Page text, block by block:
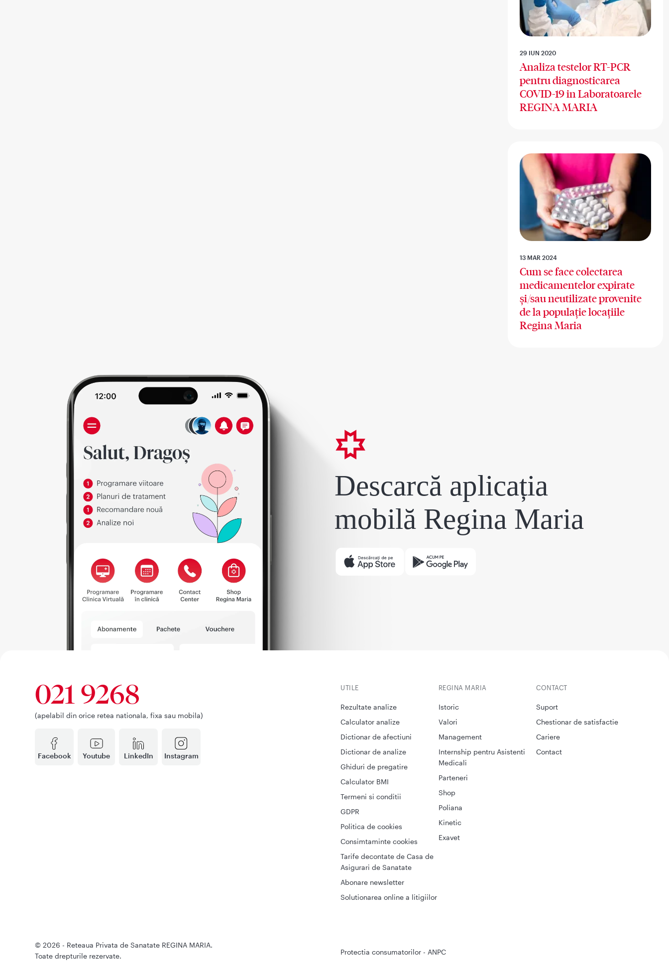
29 IUN 2020
Analiza testelor RT-PCR
pentru diagnosticarea
COVID-19 in Laboratoarele
REGINA MARIA
13 MAR 2024
Cum se face colectarea
medicamentelor expirate
și/sau neutilizate provenite
de la populație locațiile
Regina Maria
Descarcă aplicația
mobilă Regina Maria
Facebook Youtube LinkedIn Instagram
021 9268
(apelabil din orice retea nationala, fixa sau mobila)
UTILE
Rezultate analize
Calculator analize
Dictionar de afectiuni
Dictionar de analize
Ghiduri de pregatire
Calculator BMI
Termeni si conditii
GDPR
Politica de cookies
Consimtaminte cookies
Tarife decontate de Casa de
Asigurari de Sanatate
Abonare newsletter
Solutionarea online a litigiilor
CONTACT
Suport
Chestionar de satisfactie
Cariere
Contact
REGINA MARIA
Istoric
Valori
Management
Internship pentru Asistenti
Medicali
Parteneri
Shop
Poliana
Kinetic
Exavet
Protectia consumatorilor - ANPC
© 2026 - Reteaua Privata de Sanatate REGINA MARIA.
Toate drepturile rezervate.